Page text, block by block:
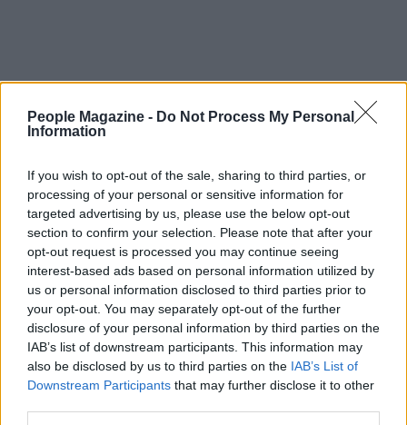
People Magazine - Do Not Process My Personal
Information
If you wish to opt-out of the sale, sharing to third parties, or
processing of your personal or sensitive information for
targeted advertising by us, please use the below opt-out
section to confirm your selection. Please note that after your
opt-out request is processed you may continue seeing
interest-based ads based on personal information utilized by
us or personal information disclosed to third parties prior to
your opt-out. You may separately opt-out of the further
disclosure of your personal information by third parties on the
IAB’s list of downstream participants. This information may
also be disclosed by us to third parties on the IAB’s List of
Downstream Participants that may further disclose it to other
AUTORE
AiAdhubMedia